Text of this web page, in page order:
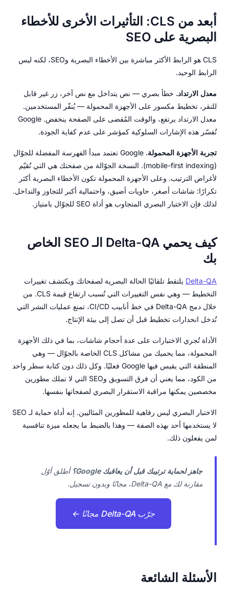
أبعد من CLS: التأثيرات الأخرى للأخطاء
البصرية على SEO
CLS هو الرابط الأكثر مباشرة بين الأخطاء البصرية وSEO، لكنه ليس
الرابط الوحيد.
معدل الارتداد. خطأ بصري — نص يتداخل مع نص آخر، زر غير قابل
للنقر، تخطيط مكسور على الأجهزة المحمولة — يُنفّر المستخدمين.
معدل الارتداد يرتفع، والوقت المُقضى على الصفحة ينخفض. Google
تُفسّر هذه الإشارات السلوكية كمؤشر على عدم كفاية الجودة.
تجربة الأجهزة المحمولة.
Google تعتمد مبدأ الفهرسة المفضلة للجوّال
(mobile-first indexing). النسخة الجوّالة من صفحتك هي التي تُقيّم
لأغراض الترتيب. وعلى الأجهزة المحمولة تكون الأخطاء البصرية أكثر
تكرارًا: شاشات أصغر، حاويات أضيق، واحتمالية أكبر للتجاوز والتداخل.
لذلك فإن الاختبار البصري المتجاوب هو أداة SEO للجوّال بامتياز.
كيف يحمي Delta-QA الـ SEO الخاص
بك
Delta-QA يلتقط تلقائيًا الحالة البصرية لصفحاتك ويكتشف تغييرات
التخطيط — وهي نفس التغييرات التي تُسبب ارتفاع قيمة CLS. من
خلال دمج Delta-QA في خط أنابيب CI/CD، تمنع عمليات النشر التي
تُدخل انحدارات تخطيط قبل أن تصل إلى بيئة الإنتاج.
الأداة تُجري الاختبارات على عدة أحجام شاشات، بما في ذلك الأجهزة
المحمولة، مما يحميك من مشاكل CLS الخاصة بالجوّال — وهي
المنطقة التي يقيس فيها Google فعليًا. وكل ذلك دون كتابة سطر واحد
من الكود، مما يعني أن فرق التسويق وSEO التي لا تملك مطورين
مخصصين يمكنها مراقبة الاستقرار البصري لصفحاتها بنفسها.
الاختبار البصري ليس رفاهية للمطورين المثاليين. إنه أداة حماية لـ SEO
لا يستخدمها أحد بهذه الصفة — وهذا بالضبط ما يجعله ميزة تنافسية
لمن يفعلون ذلك.
جاهز لحماية ترتيبك قبل أن يعاقبك Google؟
أطلق أوّل
مقارنة لك مع Delta-QA، مجانًا وبدون تسجيل.
جرّب Delta-QA مجانًا ←
الأسئلة الشائعة